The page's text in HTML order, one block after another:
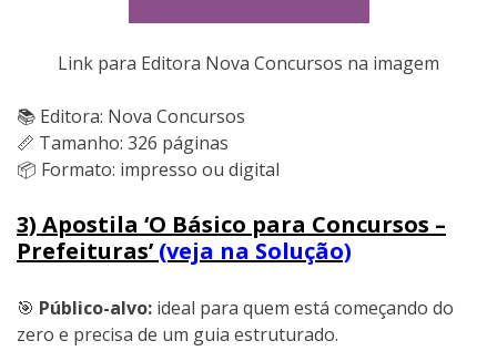
Link para Editora Nova Concursos na imagem
📚 Editora: Nova Concursos
📏 Tamanho: 326 páginas
📦 Formato: impresso ou digital
3) Apostila ‘O Básico para Concursos –
Prefeituras’ (veja na Solução)
🎯 Público-alvo: ideal para quem está começando do
zero e precisa de um guia estruturado.